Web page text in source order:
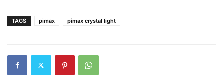
TAGS pimax pimax crystal light